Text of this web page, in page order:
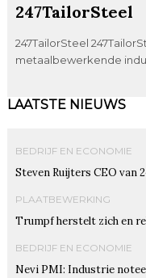
247TailorSteel
247TailorSteel
metaalbewerkende
LAATSTE NIEUWS
BEDRIJF EN ECONOMIE
Steven Ruijters CEO van
PLAATBEWERKING
Trumpf herstelt zich en
BEDRIJF EN ECONOMIE
Nevi PMI: Industrie